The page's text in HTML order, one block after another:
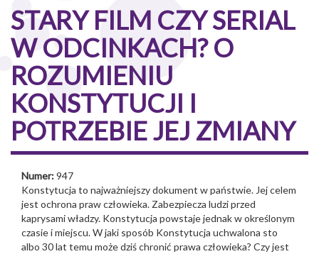
STARY FILM CZY SERIAL
W ODCINKACH? O
ROZUMIENIU
KONSTYTUCJI I
POTRZEBIE JEJ ZMIANY
Numer:947
Konstytucja to najważniejszy dokument w państwie. Jej celem
jest ochrona praw człowieka. Zabezpiecza ludzi przed
kaprysami władzy. Konstytucja powstaje jednak w określonym
czasie i miejscu. W jaki sposób Konstytucja uchwalona sto
albo 30 lat temu może dziś chronić prawa człowieka? Czy jest